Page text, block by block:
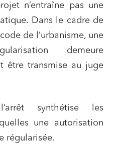
n’entraîne pas une
Dans le cadre de
de l’urbanisme, une
demeure
être transmise au juge
synthétise les
une autorisation
régularisée.